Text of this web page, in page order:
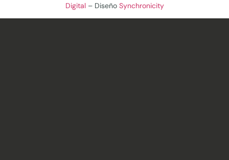
Digital– Diseño Synchronicity